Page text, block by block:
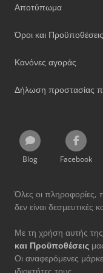
Αποτύπωμα
Όροι και Προϋποθέσεις
Κανόνες αγοράς
Δήλωση προστασίας
Blog Facebook
Όλες οι πληροφορίες,
δεν είναι δεσμευτικές
Με τη χρήση αυτής της
και Προϋποθέσεις
Οι αναφερόμενες